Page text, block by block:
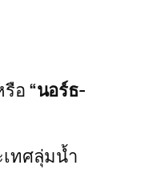
รือ“นอร์ธ-
ทศลุ่มน้ำ